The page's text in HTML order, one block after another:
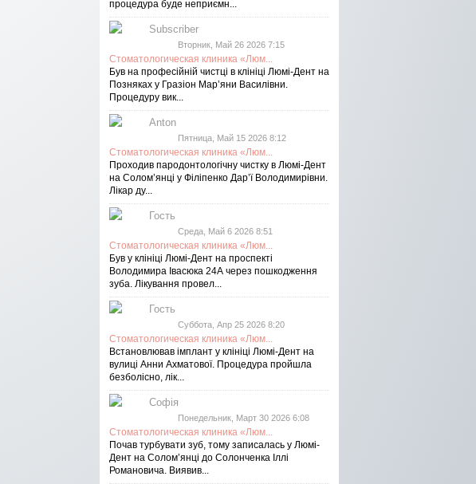
процедура буде неприємн...
Subscriber
Вторник, Май 26 2026 7:15
Стоматологическая клиника «Люм...
Був на професійній чистці в клініці Люмі-Дент на
Позняках у Гразіон Мар’яни Василівни.
Процедуру вик...
Anton
Пятница, Май 15 2026 8:12
Стоматологическая клиника «Люм...
Проходив пародонтологічну чистку в Люмі-Дент
на Солом’янці у Філіпенко Дар’ї Володимирівни.
Лікар ду...
Гость
Среда, Май 6 2026 8:51
Стоматологическая клиника «Люм...
Був у клініці Люмі-Дент на проспекті
Володимира Івасюка 24А через пошкодження
зуба. Лікування провел...
Гость
Суббота, Апр 25 2026 8:20
Стоматологическая клиника «Люм...
Встановлював імплант у клініці Люмі-Дент на
вулиці Анни Ахматової. Процедура пройшла
безболісно, лік...
Софія
Понедельник, Март 30 2026 6:08
Стоматологическая клиника «Люм...
Почав турбувати зуб, тому записалась у Люмі-
Дент на Соломʼянці до Солонченка Іллі
Романовича. Виявив...